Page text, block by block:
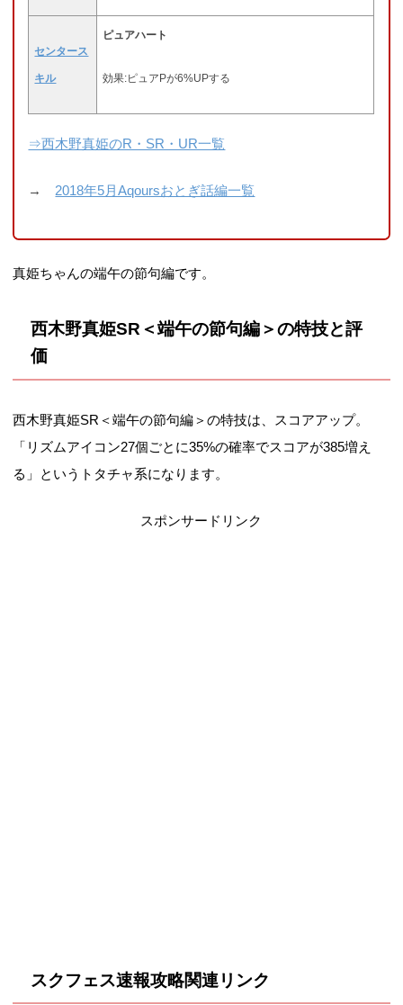
センタース
キル
ピュアハート
効果:ピュアPが6%UPする
⇒西木野真姫のR・SR・UR一覧
→ 2018年5月Aqoursおとぎ話編一覧
真姫ちゃんの端午の節句編です。
西木野真姫SR＜端午の節句編＞の特技と評
価
西木野真姫SR＜端午の節句編＞の特技は、スコアアップ。
「 リズムアイコン27個ごとに35%の確率でスコアが385増え
る 」というトタチャ系になります。
スポンサードリンク
スクフェス速報攻略関連リンク